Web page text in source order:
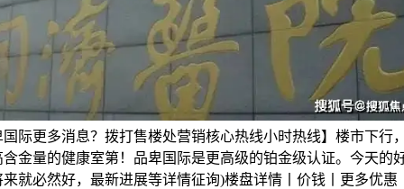
际更多消息？拨打售楼处营销核心热线小时热线】楼市下行
金量的健康室第！品卑国际是更高级的铂金级认证。今天的
就必然好，最新进展等详情征询)楼盘详情丨价钱丨更多优惠